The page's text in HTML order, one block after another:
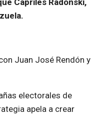
Capriles Radonski,
Juan José Rendón y
electorales de
apela a crear